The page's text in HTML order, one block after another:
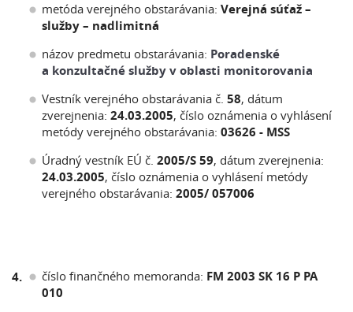
metóda verejného obstarávania: Verejná súťaž –
služby – nadlimitná
názov predmetu obstarávania: Poradenské
a konzultačné služby v oblasti monitorovania
Vestník verejného obstarávania č. 58, dátum
zverejnenia: 24.03.2005, číslo oznámenia o vyhlásení
metódy verejného obstarávania: 03626 - MSS
Úradný vestník EÚ č. 2005/S 59, dátum zverejnenia:
24.03.2005, číslo oznámenia o vyhlásení metódy
verejného obstarávania: 2005/ 057006
4. číslo finančného memoranda: FM 2003 SK 16 P PA
010